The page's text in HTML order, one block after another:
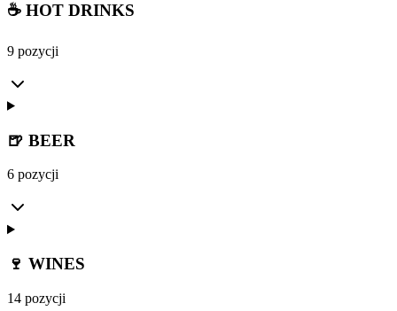
☕ HOT DRINKS
9 pozycji
🍺 BEER
6 pozycji
🍷 WINES
14 pozycji